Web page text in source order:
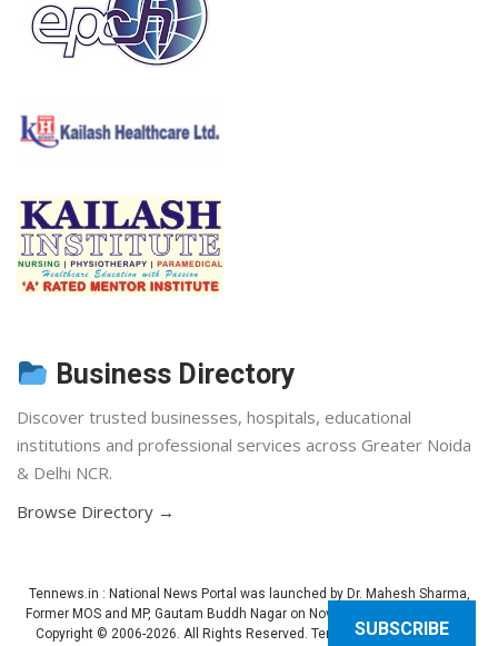
Business Directory
Discover trusted businesses, hospitals, educational
institutions and professional services across Greater Noida
& Delhi NCR.
Browse Directory →
Tennews.in : National News Portal was launched by Dr. Mahesh Sharma,
Former MOS and MP, Gautam Buddh Nagar on November 3, 2013 (Diwali).
Copyright © 2006-2026. All Rights Reserved. Ten News.Terms of use
SUBSCRIBE